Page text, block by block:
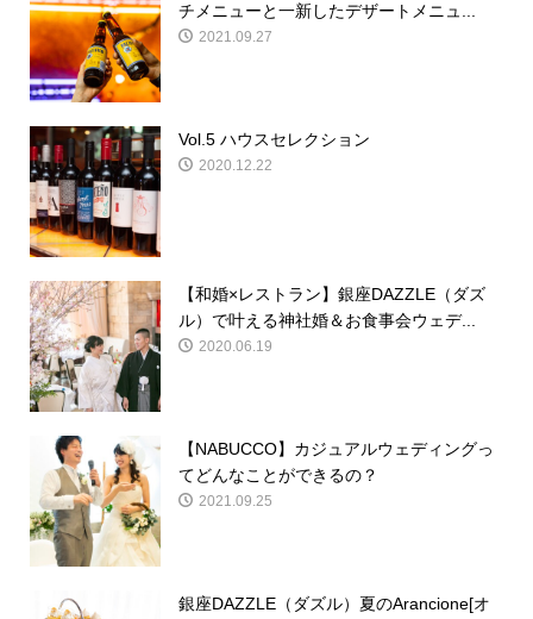
チメニューと一新したデザートメニュ...
2021.09.27
Vol.5 ハウスセレクション
2020.12.22
【和婚×レストラン】銀座DAZZLE（ダズ
ル）で叶える神社婚＆お食事会ウェデ...
2020.06.19
【NABUCCO】カジュアルウェディングっ
てどんなことができるの？
2021.09.25
銀座DAZZLE（ダズル）夏のArancione[オ